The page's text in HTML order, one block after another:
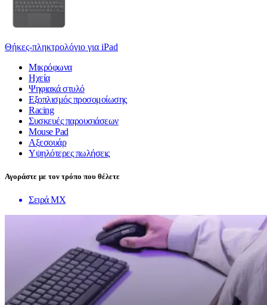
Θήκες-πληκτρολόγιο για iPad
Μικρόφωνα
Ηχεία
Ψηφιακά στυλό
Εξοπλισμός προσομοίωσης
Racing
Συσκευές παρουσιάσεων
Mouse Pad
Αξεσουάρ
Υψηλότερες πωλήσεις
Αγοράστε με τον τρόπο που θέλετε
Σειρά MX